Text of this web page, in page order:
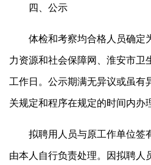
四、公示
体检和考察均合格人员确定
力资源和社会保障网、淮安市卫
工作日。公示期满无异议或虽有
关规定和程序在规定的时间内办
拟聘用人员与原工作单位签
由本人自行负责处理。因拟聘人